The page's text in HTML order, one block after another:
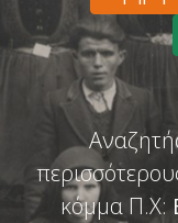
κόμμα Π.Χ: